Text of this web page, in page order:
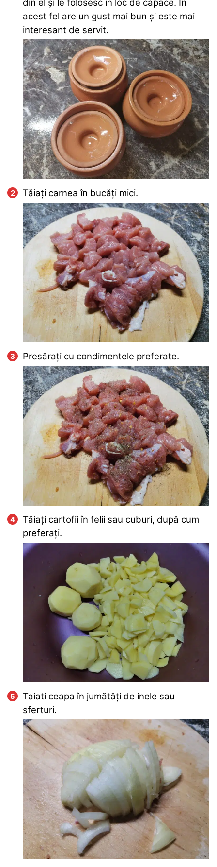
din el și le folosesc în loc de capace. În
acest fel are un gust mai bun și este mai
interesant de servit.
Tăiați carnea în bucăți mici.
Presărați cu condimentele preferate.
Tăiați cartofii în felii sau cuburi, după cum
preferați.
Taiati ceapa în jumătăți de inele sau
sferturi.